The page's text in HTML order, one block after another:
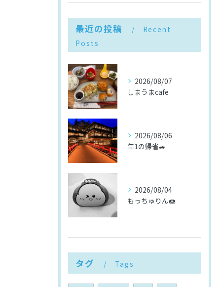
最近の投稿
Recent
Posts
2026/08/07
しまうまcafe
2026/08/06
年1の帰省🚙
2026/08/04
もっちゅりん🍩
タグ Tags